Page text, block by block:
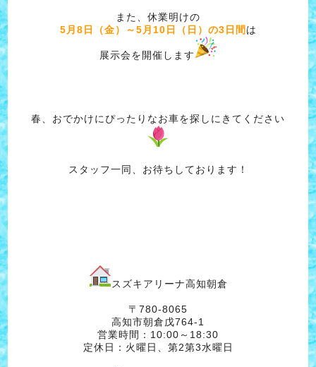
また、休業明けの
5月8日（金）～5月10日（日）の3日間 は
展示会を開催します
春、おでかけにぴったりなお車を探しにきてください
スタッフ一同、お待ちしております！
スズキアリーナ高知朝倉
〒780-8065
高知市朝倉戊764-1
営業時間：10:00～18:30
定休日：火曜日、第2第3水曜日